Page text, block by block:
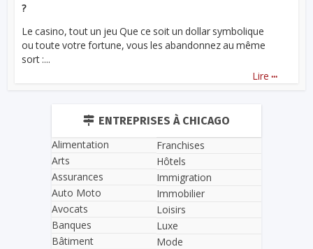
?
Le casino, tout un jeu Que ce soit un dollar symbolique
ou toute votre fortune, vous les abandonnez au même
sort :...
Lire ...
ENTREPRISES À CHICAGO
Alimentation
Arts
Assurances
Auto Moto
Avocats
Banques
Bâtiment
Franchises
Hôtels
Immigration
Immobilier
Loisirs
Luxe
Mode